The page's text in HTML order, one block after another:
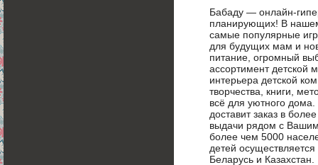
Бабаду — онлайн-
планирующих! В нашем
самые популярные
для будущих мам и
питание, огромный
ассортимент детской
интерьера детской
творчества, книги,
всё для уютного
доставит заказ в
выдачи рядом с
более чем 5000
детей
Беларусь и